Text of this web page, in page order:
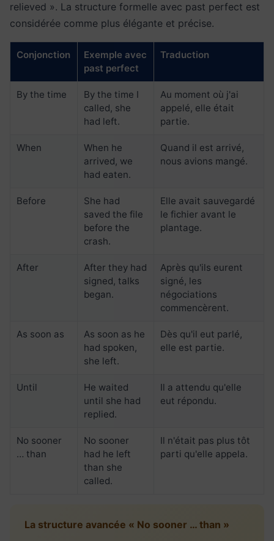
relieved ». La structure formelle avec past perfect est
considérée comme plus élégante et précise.
Conjonction
Exemple avec
past perfect
Traduction
By the time
By the time I
called, she
had left.
Au moment où j'ai
appelé, elle était
partie.
When
When he
arrived, we
had eaten.
Quand il est arrivé,
nous avions mangé.
Before
She had
saved the file
before the
crash.
Elle avait sauvegardé
le fichier avant le
plantage.
After
After they had
signed, talks
began.
Après qu'ils eurent
signé, les
négociations
commencèrent.
As soon as
As soon as he
had spoken,
she left.
Dès qu'il eut parlé,
elle est partie.
Until
He waited
until she had
replied.
Il a attendu qu'elle
eut répondu.
No sooner
… than
No sooner
had he left
than she
called.
Il n'était pas plus tôt
parti qu'elle appela.
La structure avancée « No sooner … than »